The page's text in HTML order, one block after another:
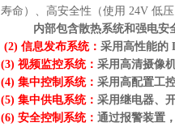
寿命）、高安全性（使用 24V 低
内部包含散热系统和强电安
(2) 信息发布系统： 采用高性能的
(3) 视频监控系统： 采用高清摄像
(4) 集中控制系统： 采用高配置工
(5) 集中供电系统： 采用继电器、
(6) 安全控制系统： 通过报警装置